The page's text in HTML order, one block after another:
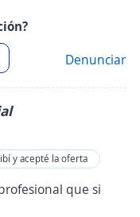
Denunciar
y acepté la oferta
que si